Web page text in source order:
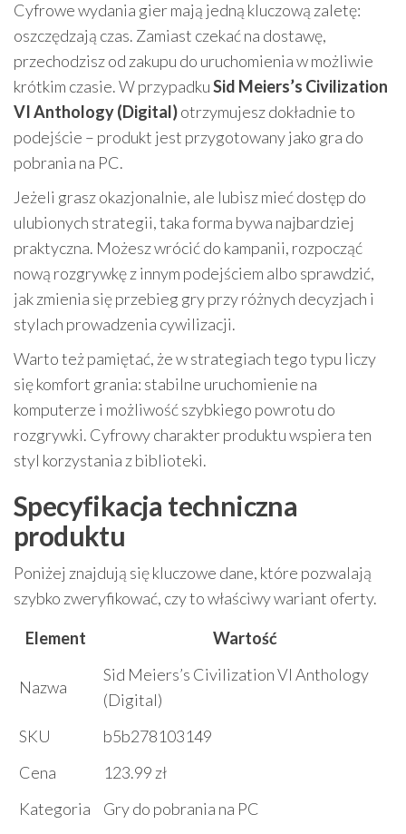
Cyfrowe wydania gier mają jedną kluczową zaletę:
oszczędzają czas. Zamiast czekać na dostawę,
przechodzisz od zakupu do uruchomienia w możliwie
krótkim czasie. W przypadkuSid Meiers’s Civilization
VI Anthology (Digital)otrzymujesz dokładnie to
podejście – produkt jest przygotowany jako gra do
pobrania na PC.
Jeżeli grasz okazjonalnie, ale lubisz mieć dostęp do
ulubionych strategii, taka forma bywa najbardziej
praktyczna. Możesz wrócić do kampanii, rozpocząć
nową rozgrywkę z innym podejściem albo sprawdzić,
jak zmienia się przebieg gry przy różnych decyzjach i
stylach prowadzenia cywilizacji.
Warto też pamiętać, że w strategiach tego typu liczy
się komfort grania: stabilne uruchomienie na
komputerze i możliwość szybkiego powrotu do
rozgrywki. Cyfrowy charakter produktu wspiera ten
styl korzystania z biblioteki.
Specyfikacja techniczna
produktu
Poniżej znajdują się kluczowe dane, które pozwalają
szybko zweryfikować, czy to właściwy wariant oferty.
Element
Wartość
Nazwa
Sid Meiers’s Civilization VI Anthology
(Digital)
SKU
b5b278103149
Cena
123.99 zł
Kategoria
Gry do pobrania na PC